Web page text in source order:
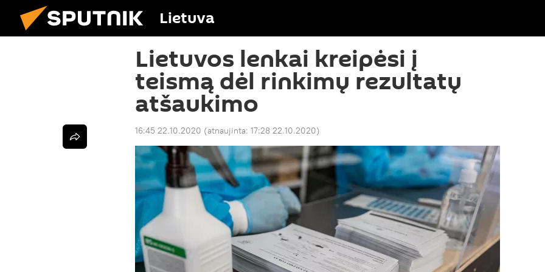
Lietuva
Lietuvos lenkai kreipėsi į
teismą dėl rinkimų rezultatų
atšaukimo
16:45 22.10.2020 (atnaujinta: 17:28 22.10.2020)